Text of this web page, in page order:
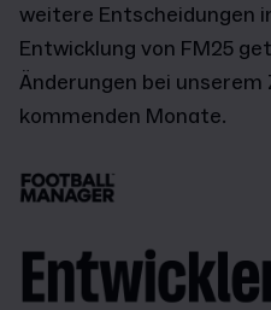
weitere Entscheidungen
Entwicklung von FM25
Änderungen bei
kommenden Monate.